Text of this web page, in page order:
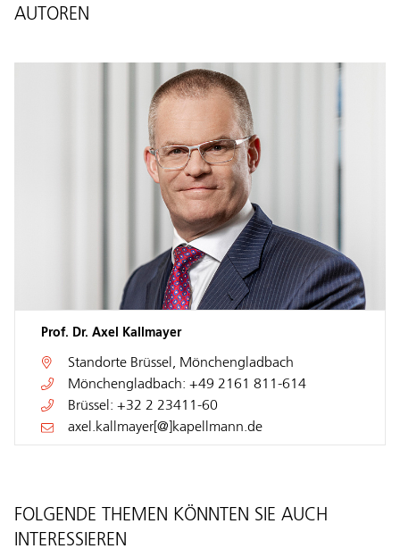
AUTOREN
Prof. Dr. Axel Kallmayer
Standorte Brüssel , Mönchengladbach
Mönchengladbach: +49 2161 811-614
Brüssel: +32 2 23411-60
axel.kallmayer[@]kapellmann.de
FOLGENDE THEMEN KÖNNTEN SIE AUCH
INTERESSIEREN